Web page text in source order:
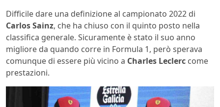
Difficile dare una definizione al campionato 2022 di
Carlos Sainz, che ha chiuso con il quinto posto nella
classifica generale. Sicuramente è stato il suo anno
migliore da quando corre in Formula 1, però sperava
comunque di essere più vicino a Charles Leclerc come
prestazioni.